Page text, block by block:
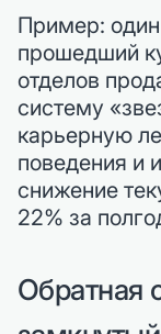
Пример: один
прошедший
отделов
систему
карьерную
поведения и
снижение
22% за
Обратная